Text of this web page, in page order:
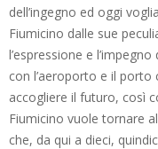
dell’ingegno ed oggi
Fiumicino dalle sue
l’espressione e
con l’aeroporto e il
accogliere il futuro, così
Fiumicino vuole tornare
che, da qui a dieci,